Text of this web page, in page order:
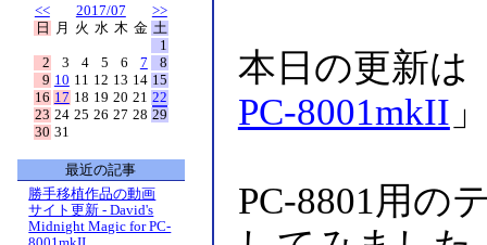
本日の更新は
PC-8001mkII
PC-8801用の
<<
2017/07
>>
日
月 火 水 木 金 土
1
2
3 4 5 6 7
8
9 10 11 12 13 14 15
16 17 18 19 20 21 22
23 24 25 26 27 28 29
30 31
最近の記事
勝手移植作品の動画
サイト更新 - David's
Midnight Magic for PC-